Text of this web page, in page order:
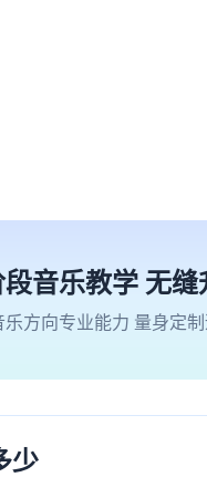
音乐教学 无
乐方向专业能力 量身定
少